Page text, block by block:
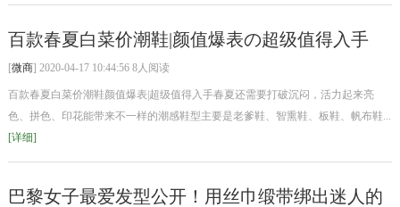
百款春夏白菜价潮鞋|颜值爆表の超级值得入手
[微商] 2020-04-17 10:44:56 8人阅读
百款春夏白菜价潮鞋颜值爆表|超级值得入手春夏还需要打破沉闷，活力起来亮
色、拼色、印花能带来不一样的潮感鞋型主要是老爹鞋、智熏鞋、板鞋、帆布鞋...
[详细]
巴黎女子最爱发型公开！用丝巾缎带绑出迷人的